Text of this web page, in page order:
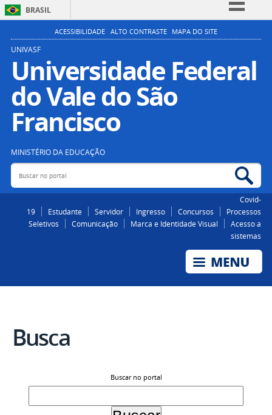
BRASIL
Simplifique!
Participe
Acesso à informação
Legislação
ACESSIBILIDADE ALTO CONTRASTE MAPA DO SITE
UNIVASF
Universidade Federal
do Vale do São
Francisco
MINISTÉRIO DA EDUCAÇÃO
Buscar no portal
Covid-
19
Estudante Servidor Ingresso Concursos
Processos
Seletivos
Comunicação Marca e Identidade Visual
Acesso a
sistemas
Busca
Buscar no portal